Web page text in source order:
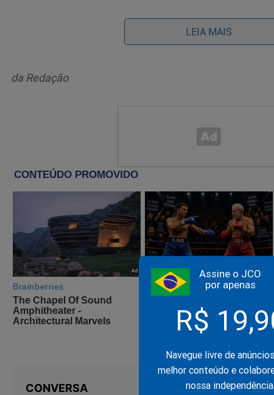
Assine o JCO
por apenas
R$
Navegue livre de
melhor conteúdo e
nossa independência.
LEIA MAIS
da Redação